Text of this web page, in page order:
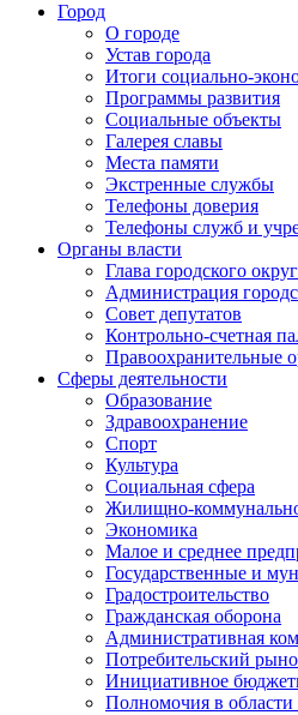
Город
О городе
Устав города
Итоги социально-
Программы развития
Социальные объекты
Галерея славы
Места памяти
Экстренные службы
Телефоны доверия
Телефоны служб и
Органы власти
Глава городского
Администрация
Совет депутатов
Контрольно-счетная
Правоохранительные
Сферы деятельности
Образование
Здравоохранение
Спорт
Культура
Социальная сфера
Жилищно-
Экономика
Малое и среднее
Государственные и
Градостроительство
Гражданская оборона
Административная
Потребительский
Инициативное
Полномочия в